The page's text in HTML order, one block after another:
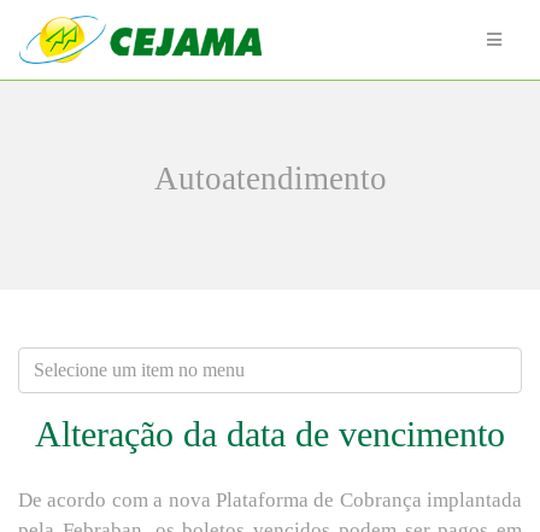
Autoatendimento
Alteração da data de vencimento
De acordo com a nova Plataforma de Cobrança implantada